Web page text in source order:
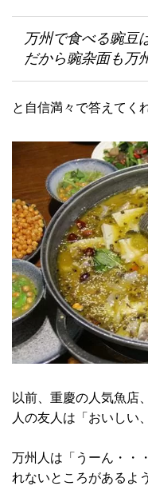
万州で食べる豌豆
だから豌杂面も万
と自信満々で答えてく
以前、重慶の人気魚店
人の友人は「おいしい
万州人は「うーん・・
れないところがあるよ